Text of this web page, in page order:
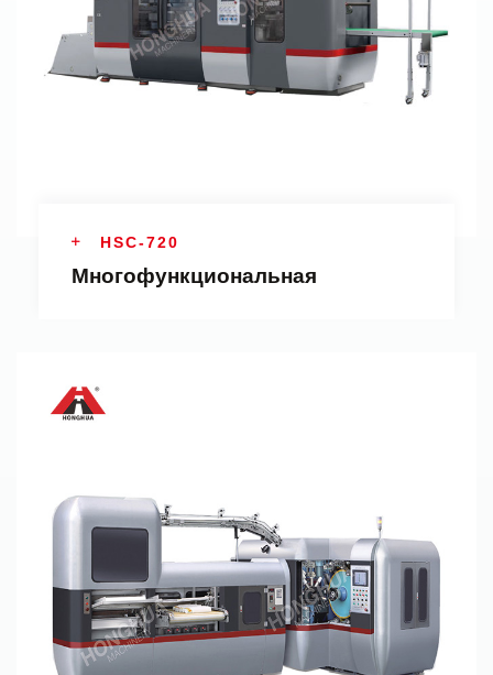
HSC-720
Многофункциональная